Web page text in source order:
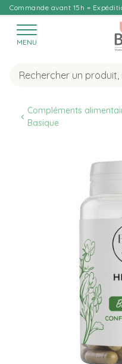
Commande avant 15h =
MENU
Compléments
Basique